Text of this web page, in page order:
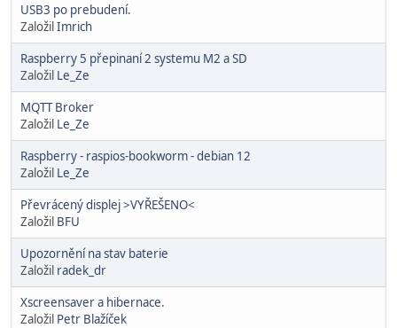
USB3 po prebudení.
ZaložilImrich
Raspberry 5 přepinaní 2 systemu M2 a SD
Založil Le_Ze
MQTT Broker
Založil Le_Ze
Raspberry - raspios-bookworm - debian 12
Založil Le_Ze
Převrácený displej >VYŘEŠENO<
Založil BFU
Upozornění na stav baterie
Založil radek_dr
Xscreensaver a hibernace.
Založil Petr Blažíček